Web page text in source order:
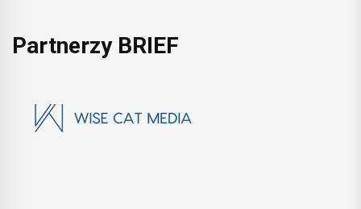
Partnerzy BRIEF